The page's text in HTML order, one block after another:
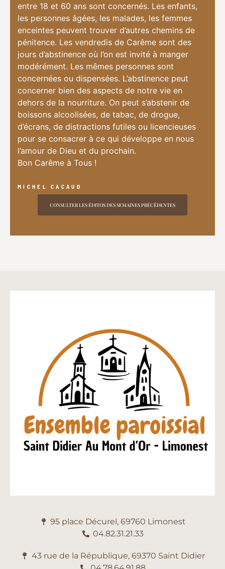
entre 18 et 60 ans sont concernés. Les enfants,
les personnes âgées, les malades, les femmes
enceintes peuvent trouver d’autres chemins de
pénitence. Les vendredis de Carême sont des
jours d’abstinence où l’on est invité à manger
modérément. Les mêmes personnes sont
concernées ou dispensées. L’abstinence peut
concerner bien des aspects de notre vie en
dehors de la nourriture. On peut s’abstenir de
boissons alcoolisées, de tabac, de drogue,
d’écrans, de distractions futiles ou licencieuses
pour se consacrer à ce qui développe en nous
l’amour de Dieu et du prochain.
Bon Carême à Tous !
MICHEL CACAUD
CONSULTER LES ÉDITOS DES SEMAINES PRÉCÉDENTES
95 place Décurel, 69760 Limonest
04.82.31.21.33
43 rue de la République, 69370 Saint Didier